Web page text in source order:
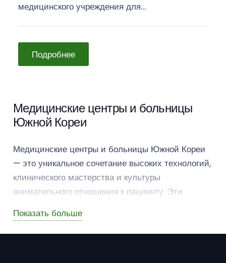
медицинского учреждения для…
Подробнее
Медицинские центры и больницы
Южной Кореи
Медицинские центры и больницы Южной Кореи
— это уникальное сочетание высоких технологий,
клинического мастерства и культуры
внимательного отношения к пациенту. Эти
создают пространство для восстановления,
заботы и гармонии.
Показать больше